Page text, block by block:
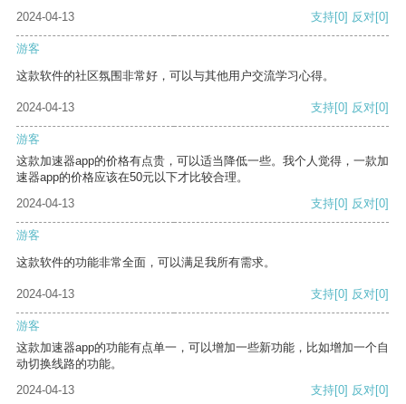
2024-04-13
支持[0] 反对[0]
游客
这款软件的社区氛围非常好，可以与其他用户交流学习心得。
2024-04-13 支持[0] 反对[0]
游客
这款加速器app的价格有点贵，可以适当降低一些。我个人觉得，一款加
速器app的价格应该在50元以下才比较合理。
2024-04-13
支持[0] 反对[0]
游客
这款软件的功能非常全面，可以满足我所有需求。
2024-04-13 支持[0] 反对[0]
游客
这款加速器app的功能有点单一，可以增加一些新功能，比如增加一个自
动切换线路的功能。
2024-04-13
支持[0] 反对[0]